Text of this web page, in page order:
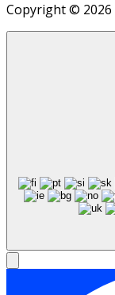
Copyright © 2026